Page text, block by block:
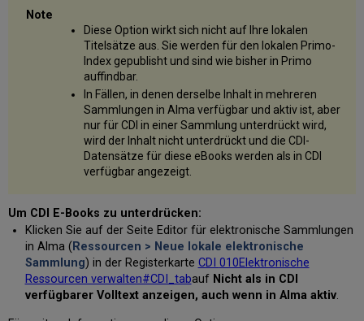
Diese Option wirkt sich nicht auf Ihre lokalen
Titelsätze aus. Sie werden für den lokalen Primo-
Index gepublisht und sind wie bisher in Primo
auffindbar.
In Fällen, in denen derselbe Inhalt in mehreren
Sammlungen in Alma verfügbar und aktiv ist, aber
nur für CDI in einer Sammlung unterdrückt wird,
wird der Inhalt nicht unterdrückt und die CDI-
Datensätze für diese eBooks werden als in CDI
verfügbar angezeigt.
Um CDI E-Books zu unterdrücken:
Klicken Sie auf der Seite Editor für elektronische Sammlungen
in Alma ( Ressourcen > Neue lokale elektronische
Sammlung) in der Registerkarte CDI 010Elektronische
Ressourcen verwalten#CDI_tabauf Nicht als in CDI
verfügbarer Volltext anzeigen, auch wenn in Alma aktiv.